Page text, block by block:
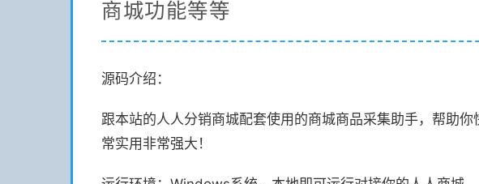
商城功能等等
源码介绍：
跟本站的人人分销商城配套使用的商城商品采集助手，帮助
常实用非常强大！